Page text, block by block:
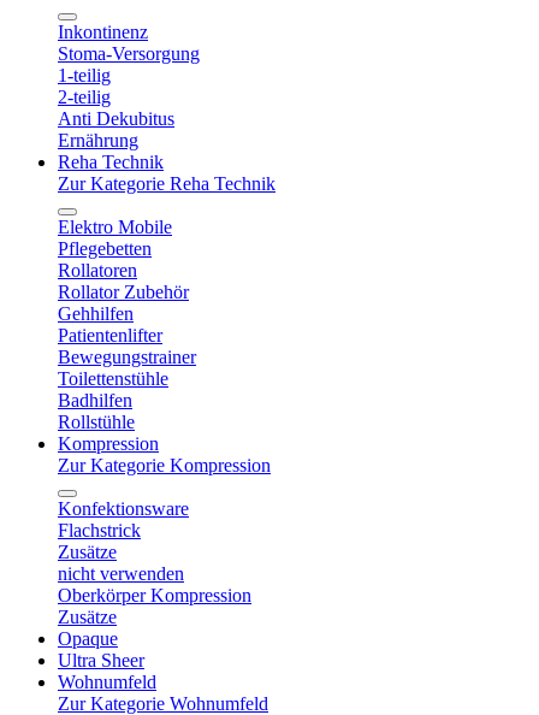
Inkontinenz
Stoma-Versorgung
1-teilig
2-teilig
Anti Dekubitus
Ernährung
Reha Technik
Zur Kategorie Reha Technik
Elektro Mobile
Pflegebetten
Rollatoren
Rollator Zubehör
Gehhilfen
Patientenlifter
Bewegungstrainer
Toilettenstühle
Badhilfen
Rollstühle
Kompression
Zur Kategorie Kompression
Konfektionsware
Flachstrick
Zusätze
nicht verwenden
Oberkörper Kompression
Zusätze
Opaque
Ultra Sheer
Wohnumfeld
Zur Kategorie Wohnumfeld